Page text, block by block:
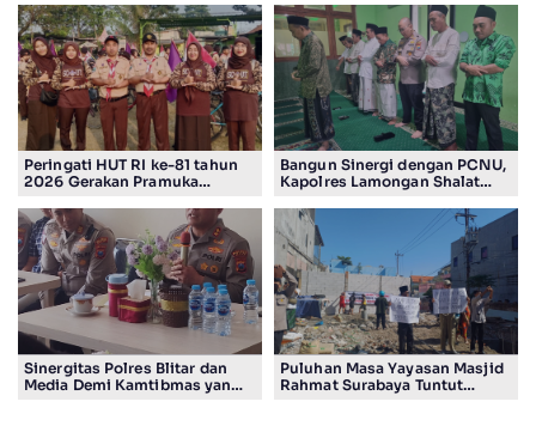
Peringati HUT RI ke-81 tahun
2026 Gerakan Pramuka
RALLY HIKING, Trophy bergilir
Camat Jabon
Bangun Sinergi dengan PCNU,
Kapolres Lamongan Shalat
Pengurus
Sinergitas Polres Blitar dan
Media Demi Kamtibmas yang
Puluhan Masa Yayasan Masjid
Rahmat Surabaya Tuntut